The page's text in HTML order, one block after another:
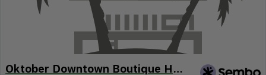
Oktober Downtown Boutique Hotel